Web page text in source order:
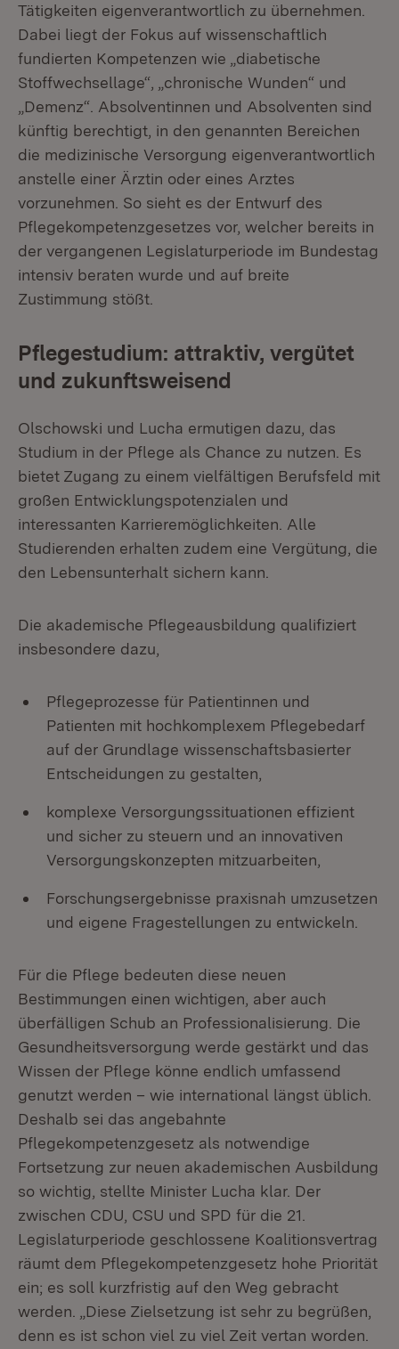
Tätigkeiten eigenverantwortlich zu übernehmen.
Dabei liegt der Fokus auf wissenschaftlich
fundierten Kompetenzen wie „diabetische
Stoffwechsellage“, „chronische Wunden“ und
„Demenz“. Absolventinnen und Absolventen sind
künftig berechtigt, in den genannten Bereichen
die medizinische Versorgung eigenverantwortlich
anstelle einer Ärztin oder eines Arztes
vorzunehmen. So sieht es der Entwurf des
Pflegekompetenzgesetzes vor, welcher bereits in
der vergangenen Legislaturperiode im Bundestag
intensiv beraten wurde und auf breite
Zustimmung stößt.
Pflegestudium: attraktiv, vergütet
und zukunftsweisend
Olschowski und Lucha ermutigen dazu, das
Studium in der Pflege als Chance zu nutzen. Es
bietet Zugang zu einem vielfältigen Berufsfeld mit
großen Entwicklungspotenzialen und
interessanten Karrieremöglichkeiten. Alle
Studierenden erhalten zudem eine Vergütung, die
den Lebensunterhalt sichern kann.
Die akademische Pflegeausbildung qualifiziert
insbesondere dazu,
Pflegeprozesse für Patientinnen und
Patienten mit hochkomplexem Pflegebedarf
auf der Grundlage wissenschaftsbasierter
Entscheidungen zu gestalten,
komplexe Versorgungssituationen effizient
und sicher zu steuern und an innovativen
Versorgungskonzepten mitzuarbeiten,
Forschungsergebnisse praxisnah umzusetzen
und eigene Fragestellungen zu entwickeln.
Für die Pflege bedeuten diese neuen
Bestimmungen einen wichtigen, aber auch
überfälligen Schub an Professionalisierung. Die
Gesundheitsversorgung werde gestärkt und das
Wissen der Pflege könne endlich umfassend
genutzt werden – wie international längst üblich.
Deshalb sei das angebahnte
Pflegekompetenzgesetz als notwendige
Fortsetzung zur neuen akademischen Ausbildung
so wichtig, stellte Minister Lucha klar. Der
zwischen CDU, CSU und SPD für die 21.
Legislaturperiode geschlossene Koalitionsvertrag
räumt dem Pflegekompetenzgesetz hohe Priorität
ein; es soll kurzfristig auf den Weg gebracht
werden. „Diese Zielsetzung ist sehr zu begrüßen,
denn es ist schon viel zu viel Zeit vertan worden.